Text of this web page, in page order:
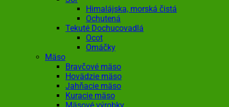
Himalájska, morská čistá
Ochutená
Tekuté Dochucovadlá
Ocot
Omáčky
Mäso
Bravčové mäso
Hovädzie mäso
Jahňacie mäso
Kuracie mäso